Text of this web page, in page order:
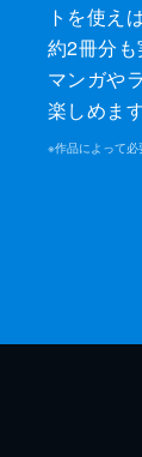
トを使え
約2冊分
マンガや
楽しめます
※作品によって必